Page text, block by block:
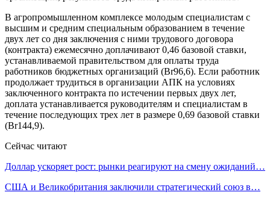
В агропромышленном комплексе молодым специалистам с
высшим и средним специальным образованием в течение
двух лет со дня заключения с ними трудового договора
(контракта) ежемесячно доплачивают 0,46 базовой ставки,
устанавливаемой правительством для оплаты труда
работников бюджетных организаций (Br96,6). Если работник
продолжает трудиться в организации АПК на условиях
заключенного контракта по истечении первых двух лет,
доплата устанавливается руководителям и специалистам в
течение последующих трех лет в размере 0,69 базовой ставки
(Br144,9).
Сейчас читают
Доллар ускоряет рост: рынки реагируют на смену ожиданий…
США и Великобритания заключили стратегический союз в…